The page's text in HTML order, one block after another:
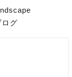
ログ